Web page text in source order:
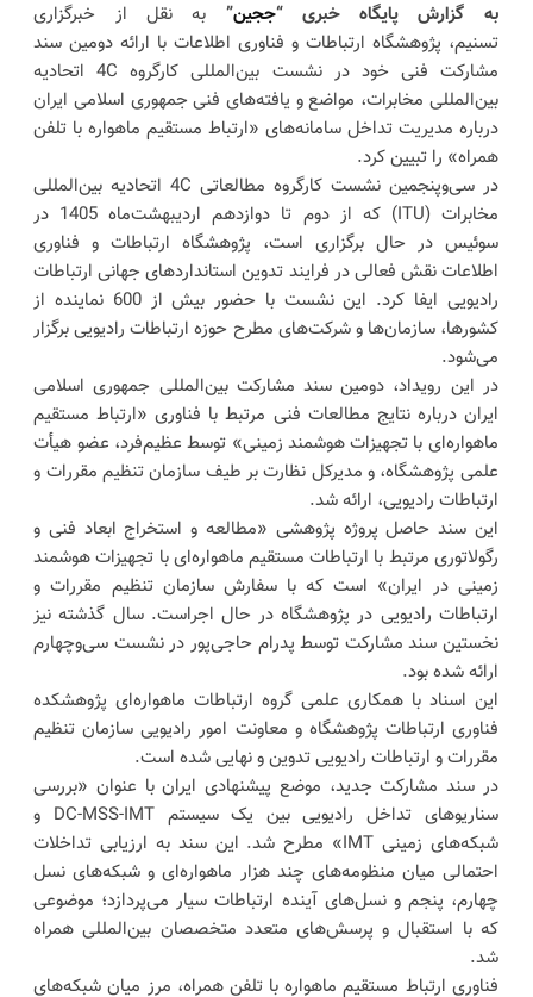
به گزارش پایگاه خبری “ججین” به نقل از خبرگزاری
تسنیم، پژوهشگاه ارتباطات و فناوری اطلاعات با ارائه دومین سند
مشارکت فنی خود در نشست بین‌المللی کارگروه 4C اتحادیه
بین‌المللی مخابرات، مواضع و یافته‌های فنی جمهوری اسلامی ایران
درباره مدیریت تداخل سامانه‌های «ارتباط مستقیم ماهواره با تلفن
همراه» را تبیین کرد.
در سی‌وپنجمین نشست کارگروه مطالعاتی 4C اتحادیه بین‌المللی
مخابرات (ITU) که از دوم تا دوازدهم اردیبهشت‌ماه 1405 در
سوئیس در حال برگزاری است، پژوهشگاه ارتباطات و فناوری
اطلاعات نقش فعالی در فرایند تدوین استانداردهای جهانی ارتباطات
رادیویی ایفا کرد. این نشست با حضور بیش از 600 نماینده از
کشورها، سازمان‌ها و شرکت‌های مطرح حوزه ارتباطات رادیویی برگزار
می‌شود.
در این رویداد، دومین سند مشارکت بین‌المللی جمهوری اسلامی
ایران درباره نتایج مطالعات فنی مرتبط با فناوری «ارتباط مستقیم
ماهواره‌ای با تجهیزات هوشمند زمینی» توسط عظیم‌فرد، عضو هیأت
علمی پژوهشگاه، و مدیرکل نظارت بر طیف سازمان تنظیم مقررات و
ارتباطات رادیویی، ارائه شد.
این سند حاصل پروژه پژوهشی «مطالعه و استخراج ابعاد فنی و
رگولاتوری مرتبط با ارتباطات مستقیم ماهواره‌ای با تجهیزات هوشمند
زمینی در ایران» است که با سفارش سازمان تنظیم مقررات و
ارتباطات رادیویی در پژوهشگاه در حال اجراست. سال گذشته نیز
نخستین سند مشارکت توسط پدرام حاجی‌پور در نشست سی‌وچهارم
ارائه شده بود.
این اسناد با همکاری علمی گروه ارتباطات ماهواره‌ای پژوهشکده
فناوری ارتباطات پژوهشگاه و معاونت امور رادیویی سازمان تنظیم
مقررات و ارتباطات رادیویی تدوین و نهایی شده است.
در سند مشارکت جدید، موضع پیشنهادی ایران با عنوان «بررسی
سناریوهای تداخل رادیویی بین یک سیستم DC-MSS-IMT و
شبکه‌های زمینی IMT» مطرح شد. این سند به ارزیابی تداخلات
احتمالی میان منظومه‌های چند هزار ماهواره‌ای و شبکه‌های نسل
چهارم، پنجم و نسل‌های آینده ارتباطات سیار می‌پردازد؛ موضوعی
که با استقبال و پرسش‌های متعدد متخصصان بین‌المللی همراه
شد.
فناوری ارتباط مستقیم ماهواره با تلفن همراه، مرز میان شبکه‌های